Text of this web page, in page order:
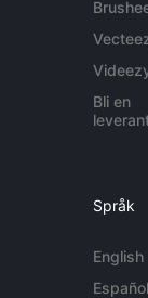
Bli en
Språk
English
Español